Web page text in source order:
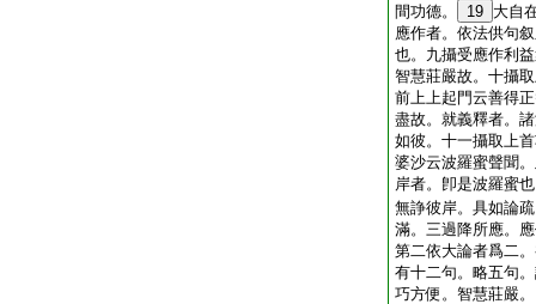
間功德。
19 大自
應作者。依法供句
也。九攝受應作利
智慧莊嚴故。十攝
前上上起門云善得
盡故。就義釋者。
如彼。十一攝取上
婆沙云波羅蜜聲聞
岸者。卽是波羅蜜
無諍彼岸。具如論
滿。三過降所應。
第二依大論者爲二
有十二句。略五句
巧方便。智慧莊嚴